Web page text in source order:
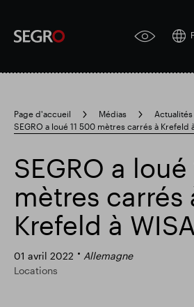
accessibility
Submit
search
Search
Recherche populaire
Responsable SEGRO
Domaine commercial de Slough
Page d'accueil Médias Actualités
SEGRO a loué 11 500 mètres carrés à Krefeld
SEGRO a loué
mètres carrés
Krefeld à
01 avril 2022
Allemagne
Locations